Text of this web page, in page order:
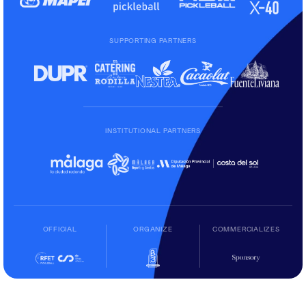
SUPPORTING PARTNERS
INSTITUTIONAL PARTNERS
OFFICIAL ORGANIZE COMMERCIALIZES